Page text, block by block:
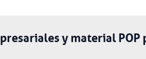
y material POP